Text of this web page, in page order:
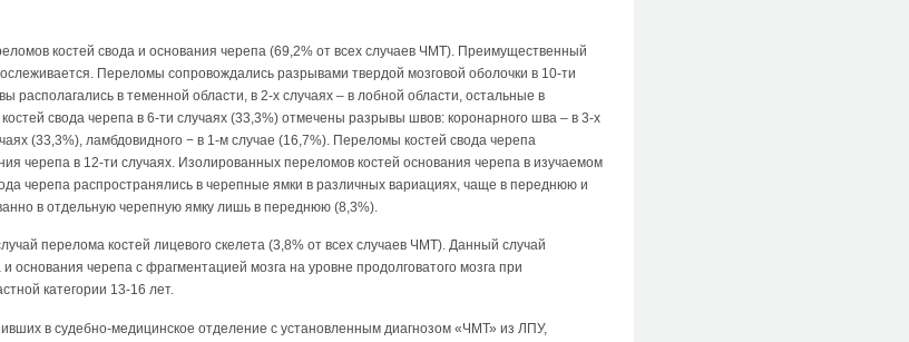
костей свода и основания черепа (69,2% от всех случаев ЧМТ). Преимущественный
Переломы сопровождались разрывами твердой мозговой оболочки в 10-ти
располагались в теменной области, в 2-х случаях – в лобной области, остальные в
свода черепа в 6-ти случаях (33,3%) отмечены разрывы швов: коронарного шва – в 3-х
(33,3%), ламбдовидного − в 1-м случае (16,7%). Переломы костей свода черепа
черепа в 12-ти случаях. Изолированных переломов костей основания черепа в изучаемом
черепа распространялись в черепные ямки в различных вариациях, чаще в переднюю и
в отдельную черепную ямку лишь в переднюю (8,3%).
перелома костей лицевого скелета (3,8% от всех случаев ЧМТ). Данный случай
основания черепа с фрагментацией мозга на уровне продолговатого мозга при
категории 13-16 лет.
в судебно-медицинское отделение с установленным диагнозом «ЧМТ» из ЛПУ,